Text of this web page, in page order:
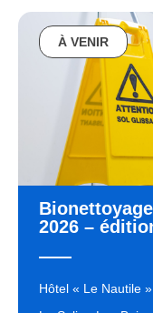
À VENIR
2026 –
Hôtel « Le Nautile »